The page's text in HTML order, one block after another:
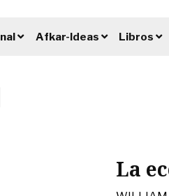
Afkar-Ideas Libros
La